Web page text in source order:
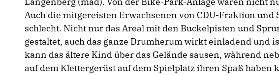
Auch die mitgereisten Erwachsenen von CDU-Fraktion
schlecht. Nicht nur das Areal mit den Buckelpisten und
gestaltet, auch das ganze Drumherum wirkt einladend und
kann das ältere Kind über das Gelände sausen, während
auf dem Klettergerüst auf dem Spielplatz ihren Spaß